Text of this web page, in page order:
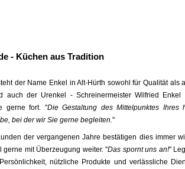
- Küchen aus Tradition
der Name Enkel in Alt-Hürth sowohl für Qualität als
auch der Urenkel - Schreinermeister Wilfried
gerne fort. "Die Gestaltung des Mittelpunktes Ihres
bei der wir Sie gerne begleiten."
der vergangenen Jahre bestätigen dies immer
gerne mit Überzeugung weiter. "Das spornt uns an!"
nützliche Produkte und verlässliche